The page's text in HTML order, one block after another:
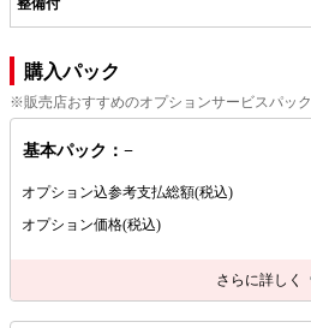
整備付
購入パック
※販売店おすすめのオプションサービスパック
基本パック：−
オプション込参考支払総額(税込)
オプション価格(税込)
さらに詳しく